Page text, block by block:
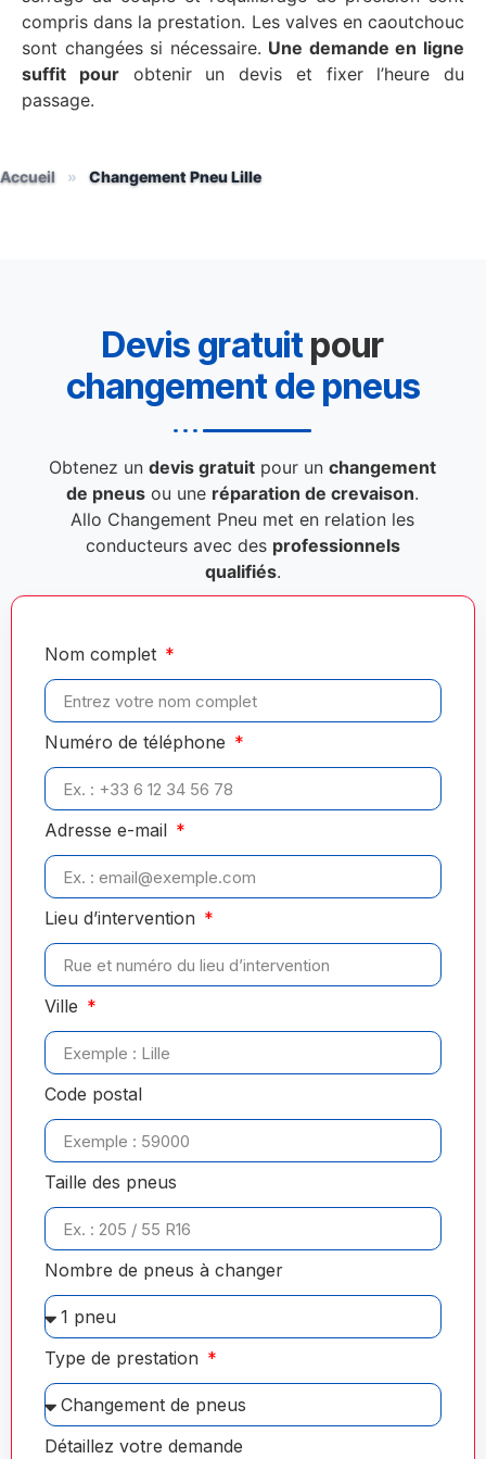
compris dans la prestation. Les valves en caoutchouc
sont changées si nécessaire. Une demande en ligne
suffit pourobtenir un devis et fixer l’heure du
passage.
Accueil » Changement Pneu Lille
Devis gratuitpour
changement de pneus
Obtenez undevis gratuit pour unchangement
de pneus ou une réparation de crevaison.
Allo Changement Pneu met en relation les
conducteurs avec des professionnels
qualifiés.
Nom complet
Numéro de téléphone
Adresse e-mail
Lieu d’intervention
Ville
Code postal
Taille des pneus
Nombre de pneus à changer
Type de prestation
Détaillez votre demande